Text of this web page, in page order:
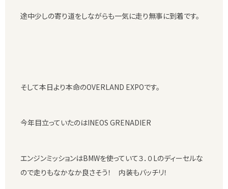
途中少しの寄り道をしながらも一気に走り無事に到着です。
そして本日より本命のOVERLAND EXPOです。
今年目立っていたのはINEOS GRENADIER
エンジンミッションはBMWを使っていて３．０Lのディーセルな
ので走りもなかなか良さそう！ 内装もバッチリ！